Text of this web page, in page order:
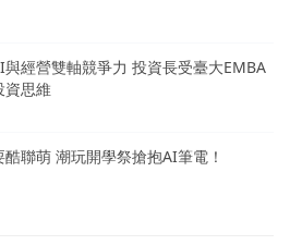
經營雙軸競爭力 投資長受臺大EMBA
資思維
酷聯萌 潮玩開學祭搶抱AI筆電！